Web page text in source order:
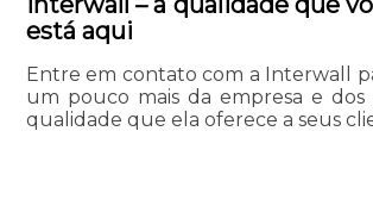
está aqui
Entre em contato com a Interwall
um pouco mais da empresa e
qualidade que ela oferece a seus